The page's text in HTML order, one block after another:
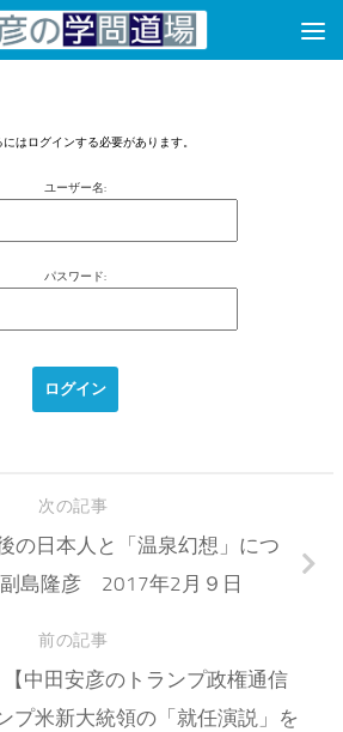
ップ
にはログインする必要があります。
ユーザー名:
パスワード:
次の記事
の日本人と「温泉幻想」につ
島隆彦 2017年2月９日
前の記事
【中田安彦のトランプ政権通信
プ米新大統領の「就任演説」を